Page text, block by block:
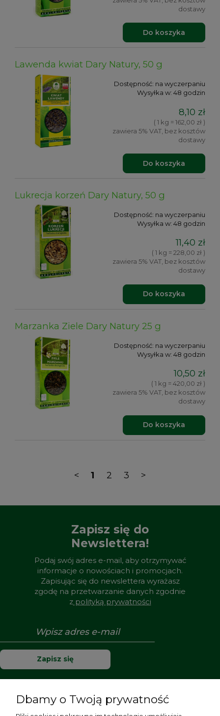
dostawy
Do koszyka
Lawenda kwiat Dary Natury, 50 g
Dostępność: na wyczerpaniu
Wysyłka w: 48 godzin
8,10 zł
( 1 kg = 162,00 zł )
zawiera 5% VAT, bez kosztów
dostawy
Do koszyka
Lukrecja korzeń Dary Natury, 50 g
Dostępność: na wyczerpaniu
Wysyłka w: 48 godzin
11,40 zł
( 1 kg = 228,00 zł )
zawiera 5% VAT, bez kosztów
dostawy
Do koszyka
Marzanka Ziele Dary Natury 25 g
Dostępność: na wyczerpaniu
Wysyłka w: 48 godzin
10,50 zł
( 1 kg = 420,00 zł )
zawiera 5% VAT, bez kosztów
dostawy
Do koszyka
< 1 2 3 >
Zapisz się do
Newslettera!
Podaj swój adres e-mail, aby otrzymywać
informacje o nowościach i promocjach.
Zapisując się do newslettera wyrażasz
zgodę na przetwarzanie danych zgodnie
zpolityką prywatności
Zapisz się
Dbamy o Twoją prywatność